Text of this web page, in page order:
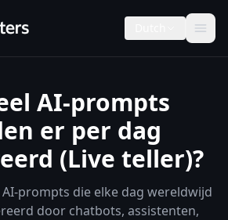
AI-prompts
er per dag
(Live teller)?
prompts die elke dag wereldwijd
door chatbots, assistenten,